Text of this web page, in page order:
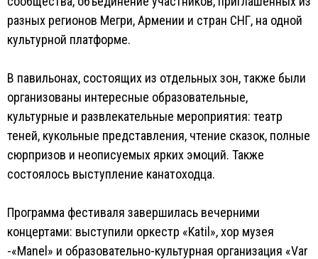
разных регионов Мегри, Армении и стран СНГ, на одной
культурной платформе.
В павильонах, состоящих из отдельных зон, также были
организованы интересные образовательные,
культурные и развлекательные мероприятия: театр
теней, кукольные представления, чтение сказок, полные
сюрпризов и неописуемых ярких эмоций. Также
состоялось выступление канатоходца.
Программа фестиваля завершилась вечерними
концертами: выступили оркестр «Katil», хор музея
-«Manel» и образовательно-культурная организация «Var